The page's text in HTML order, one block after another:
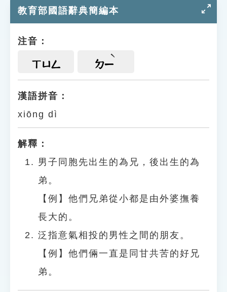
單字索引
遊戲專區
貓頭鷹博士
教育部國語辭典簡編本
注音：
ㄒㄩㄥ ㄉㄧ
漢語拼音：
xiōng dì
解釋：
男子同胞先出生的為兄，後出生的為
弟。
【例】他們兄弟從小都是由外婆撫養
長大的。
泛指意氣相投的男性之間的朋友。
【例】他們倆一直是同甘共苦的好兄
弟。